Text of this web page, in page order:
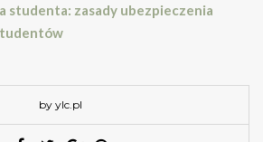
studenta: zasady ubezpieczenia
by ylc.pl